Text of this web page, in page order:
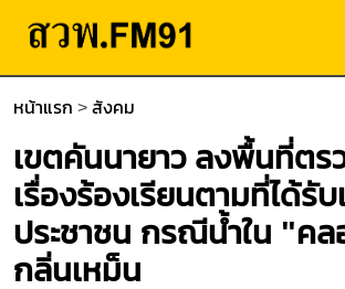
หน้าแรก > สังคม
เขตคันนายาว ลงพื้นที่ตร
เรื่องร้องเรียนตามที่ได้รั
ประชาชน กรณีน้ำใน "ค
กลิ่นเหม็น